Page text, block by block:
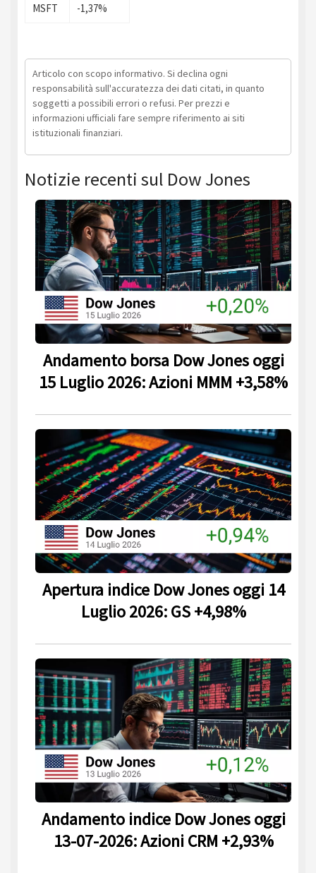
MSFT -1,37%
Articolo con scopo informativo. Si declina ogni
responsabilità sull'accuratezza dei dati citati, in quanto
soggetti a possibili errori o refusi. Per prezzi e
informazioni ufficiali fare sempre riferimento ai siti
istituzionali finanziari.
Notizie recenti sul Dow Jones
Andamento borsa Dow Jones oggi
15 Luglio 2026: Azioni MMM +3,58%
Apertura indice Dow Jones oggi 14
Luglio 2026: GS +4,98%
Andamento indice Dow Jones oggi
13-07-2026: Azioni CRM +2,93%